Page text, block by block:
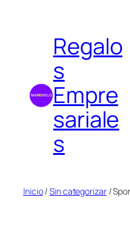
contenidoRegalo
s
Empre
sariale
s
Inicio/Sin categorizar/